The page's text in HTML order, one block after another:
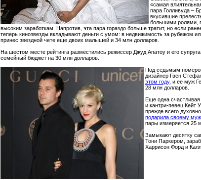
«самая
пара Голливуда –
вкусившие
большими ролями,
высоким заработкам. Напротив, эта пара гораздо больше тратит, но если
теперь кинозвезды вкладывают деньги с умом: в недвижимость за рубежом
принес звездной чете еще двоих малышей и 34 млн долларов.
На шестом месте рейтинга разместились режиссер Джуд Апатоу и его
семейный бюджет на 30 млн долларов.
Под седьмым
дизайнер Гвен
этом году, и ее муж
28 млн долларов.
Еще одна
и кантри-певец Кейт
прежде всего
подарила своему
пары измеряется 25
Замыкают десятку
Тони Паркером,
Харрисон Форд и